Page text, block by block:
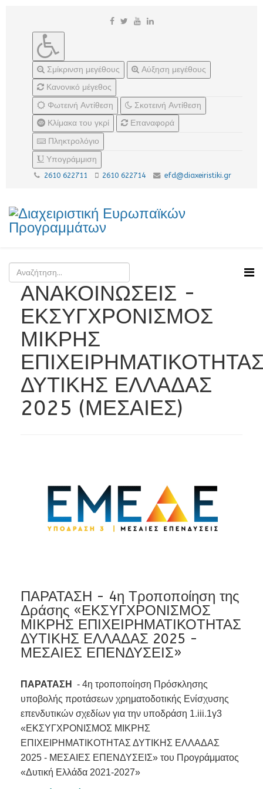
Σμίκρινση μεγέθους
Αύξηση μεγέθους
Κανονικό μέγεθος
Φωτεινή Αντίθεση
Σκοτεινή Αντίθεση
Κλίμακα του γκρί
Επαναφορά
Πληκτρολόγιο
Υπογράμμιση
2610 622711 2610 622714 efd@diaxeiristiki.gr
ΑΝΑΚΟΙΝΩΣΕΙΣ -
ΕΚΣΥΓΧΡΟΝΙΣΜΟΣ
ΜΙΚΡΗΣ
ΔΥΤΙΚΗΣ ΕΛΛΑΔΑΣ
2025 (ΜΕΣΑΙΕΣ)
ΠΑΡΑΤΑΣΗ - 4η Τροποποίηση της
Δράσης «ΕΚΣΥΓΧΡΟΝΙΣΜΟΣ
ΜΙΚΡΗΣ ΕΠΙΧΕΙΡΗΜΑΤΙΚΟΤΗΤΑΣ
ΔΥΤΙΚΗΣ ΕΛΛΑΔΑΣ 2025 -
ΜΕΣΑΙΕΣ ΕΠΕΝΔΥΣΕΙΣ»
ΠΑΡΑΤΑΣΗ
- 4η τροποποίηση Πρόσκλησης
υποβολής προτάσεων χρηματοδοτικής Ενίσχυσης
επενδυτικών σχεδίων για την υποδράση 1.iii.1γ3
«ΕΚΣΥΓΧΡΟΝΙΣΜΟΣ ΜΙΚΡΗΣ
ΕΠΙΧΕΙΡΗΜΑΤΙΚΟΤΗΤΑΣ ΔΥΤΙΚΗΣ ΕΛΛΑΔΑΣ
2025 - ΜΕΣΑΙΕΣ ΕΠΕΝΔΥΣΕΙΣ» του Προγράμματος
«Δυτική Ελλάδα 2021-2027»